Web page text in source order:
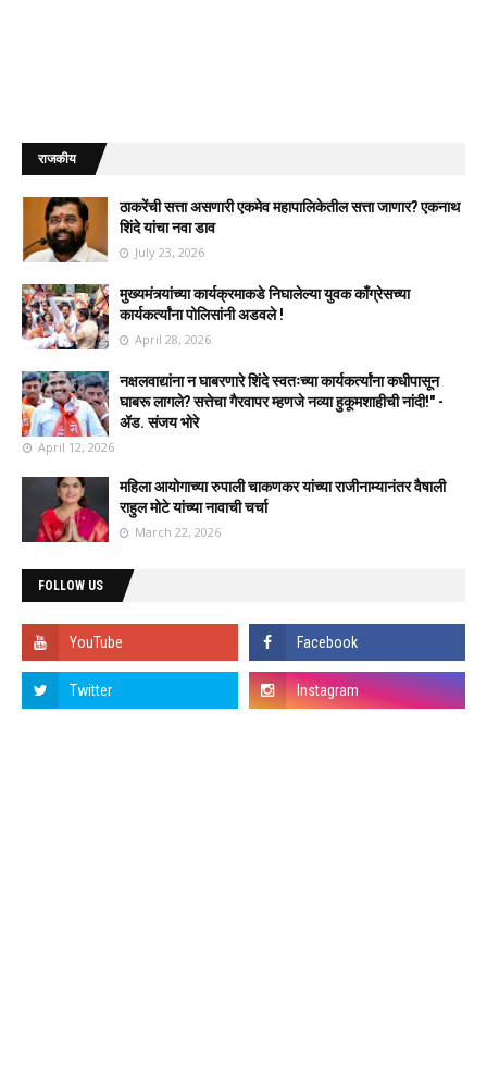
राजकीय
ठाकरेंची सत्ता असणारी एकमेव महापालिकेतील सत्ता जाणार? एकनाथ
शिंदे यांचा नवा डाव
July 23, 2026
मुख्यमंत्र्यांच्या कार्यक्रमाकडे निघालेल्या युवक काँग्रेसच्या
कार्यकर्त्यांना पोलिसांनी अडवले !
April 28, 2026
नक्षलवाद्यांना न घाबरणारे शिंदे स्वतःच्या कार्यकर्त्यांना कधीपासून
घाबरू लागले? सत्तेचा गैरवापर म्हणजे नव्या हुकूमशाहीची नांदी!" -
ॲड. संजय भोरे
April 12, 2026
महिला आयोगाच्या रुपाली चाकणकर यांच्या राजीनाम्यानंतर वैषाली
राहुल मोटे यांच्या नावाची चर्चा
March 22, 2026
FOLLOW US